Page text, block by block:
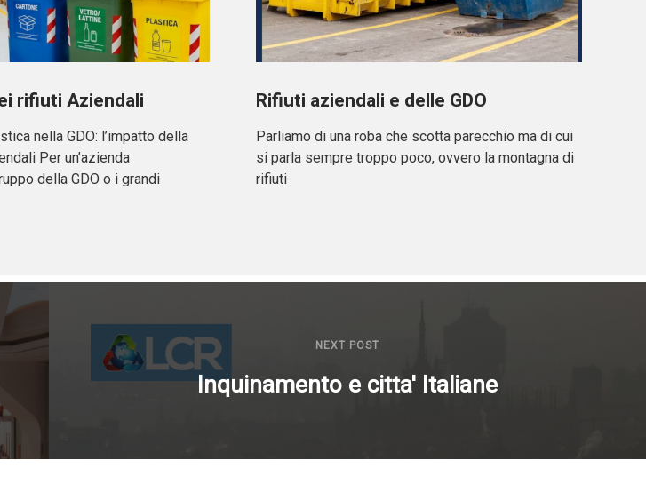
rifiuti Aziendali
nella GDO: l’impatto della
Per un’azienda
della GDO o i grandi
Rifiuti aziendali e delle GDO
Parliamo di una roba che scotta parecchio ma di cui
si parla sempre troppo poco, ovvero la montagna di
rifiuti
NEXT POST
Inquinamento e citta' Italiane